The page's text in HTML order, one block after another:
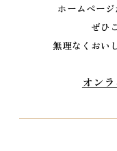
ホームペー
ぜひ
無理なくおい
オン